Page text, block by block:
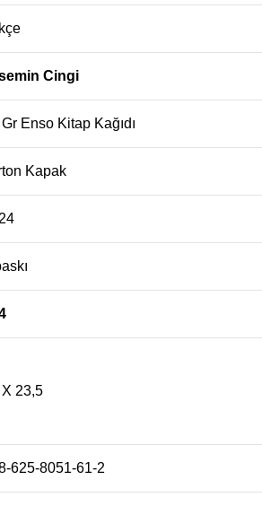
Cingi
Enso Kitap Kağıdı
Kapak
23,5
625-8051-61-2